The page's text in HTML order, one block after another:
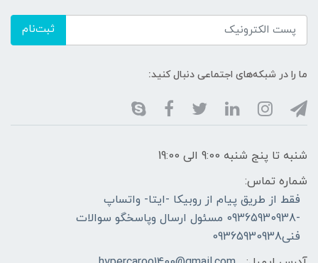
ثبت‌نام
ما را در شبکه‌های اجتماعی دنبال کنید:
شنبه تا پنج شنبه 9:00 الی 19:00
شماره تماس:
فقط از طریق پیام از روبیکا -ایتا- واتساپ
-09365930938 مسئول ارسال وپاسخگو سوالات
فنی09365930938